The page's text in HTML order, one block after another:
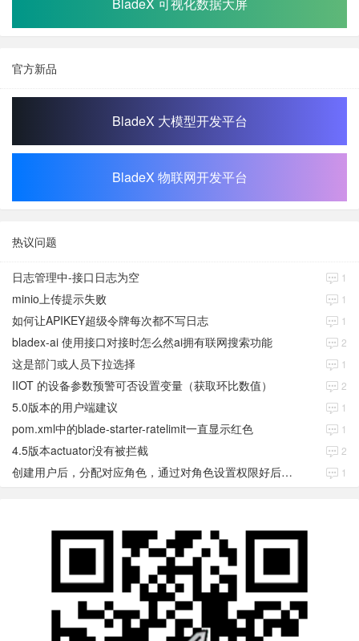
官方新品
BladeX 大模型开发平台
BladeX 物联网开发平台
热议问题
日志管理中-接口日志为空 1
minio上传提示失败 1
如何让APIKEY超级令牌每次都不写日志 1
bladex-ai 使用接口对接时怎么然ai拥有联网搜索功能 2
这是部门或人员下拉选择 1
IIOT 的设备参数预警可否设置变量（获取环比数值） 2
5.0版本的用户端建议 1
pom.xml中的blade-starter-ratelimit一直显示红色 1
4.5版本actuator没有被拦截 2
创建用户后，分配对应角色，通过对角色设置权限好后，登录当前用户后。查看不到当前已分配对应角色权限数据 1